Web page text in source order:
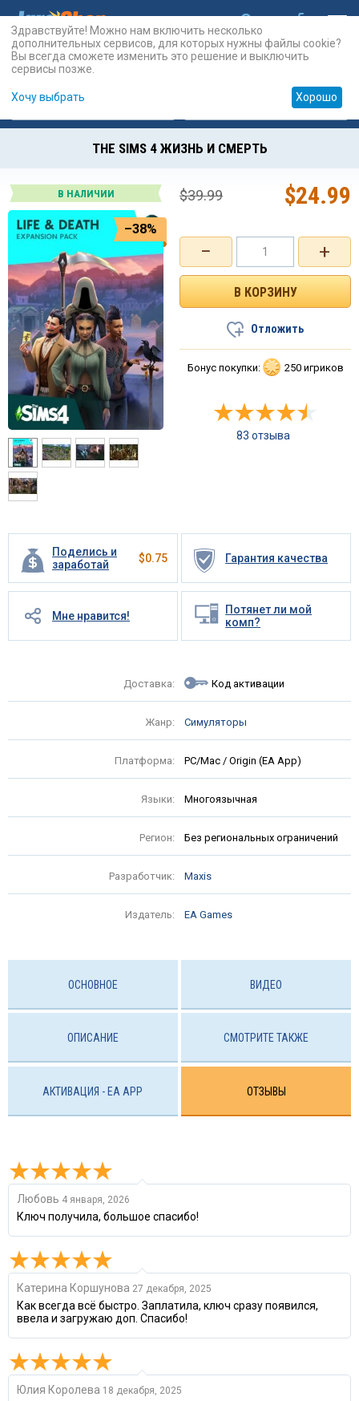
Карты Prepaid
THE SIMS 4 ЖИЗНЬ И СМЕРТЬ
В НАЛИЧИИ
–38%
Поделись и
заработай
$0.75 Гарантия качества
Мне нравится!
Потянет ли мой
комп?
Доставка: Код активации
Жанр: Симуляторы
Платформа: PC/Mac / Origin (EA App)
Языки: Многоязычная
Регион: Без региональных ограничений
Разработчик: Maxis
Издатель: EA Games
+
−
$24.99
$39.99
Отложить
Бонус покупки: 250 игриков
83 отзыва
ОСНОВНОЕ ВИДЕО
ОПИСАНИЕ СМОТРИТЕ ТАКЖЕ
АКТИВАЦИЯ - EA APP ОТЗЫВЫ
Любовь 4 января, 2026
Ключ получила, большое спасибо!
Катерина Коршунова 27 декабря, 2025
Как всегда всё быстро. Заплатила, ключ сразу появился,
ввела и загружаю доп. Спасибо!
Юлия Королева 18 декабря, 2025
Здравствуйте! Можно нам включить несколько
дополнительных сервисов, для которых нужны файлы cookie?
Вы всегда сможете изменить это решение и выключить
сервисы позже.
Хочу выбрать Хорошо